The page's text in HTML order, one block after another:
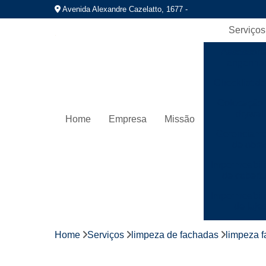
Avenida Alexandre Cazelatto, 1677 -
Home Empresa Missão
Serviços
Home Serviços limpeza de fachadas limpeza